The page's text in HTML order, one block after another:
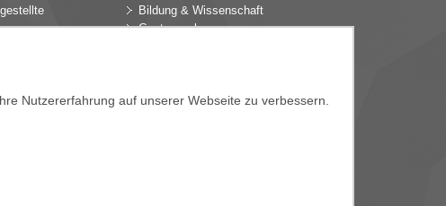
Bildung & Wissenschaft
Gastgewerbe
Gartenbau
Nutzererfahrung auf unserer Webseite zu verbessern.